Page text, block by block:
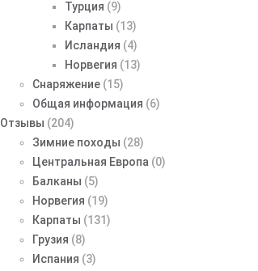
Турция (9)
Карпаты (13)
Исландия (4)
Норвегия (13)
Снаряжение(15)
Общая информация (6)
Отзывы (204)
Зимние походы (28)
Центральная Европа (0)
Балканы (5)
Норвегия (19)
Карпаты (131)
Грузия (8)
Испания (3)